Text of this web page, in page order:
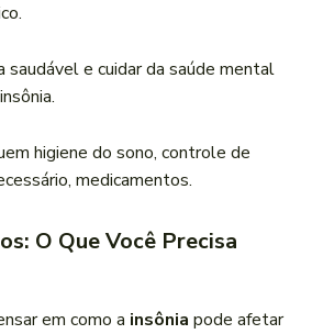
saudável e cuidar da saúde mental
higiene do sono, controle de
medicamentos.
O Que Você Precisa
em como a insônia pode afetar